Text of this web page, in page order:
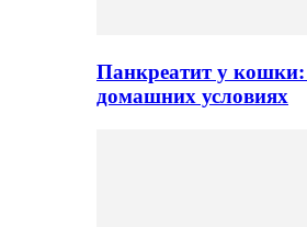
Панкреатит у кошки:
домашних условиях